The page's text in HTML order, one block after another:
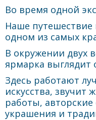
Во время одной
Наше
одном из самых
В окружении двух
ярмарка выглядит
Здесь работают
искусства,
работы,
украшения и